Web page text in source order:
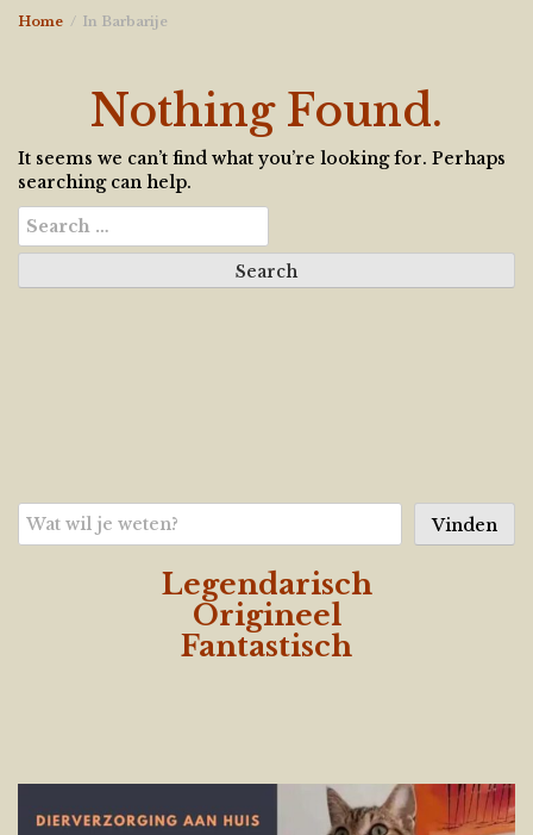
Home In Barbarije
Nothing Found.
It seems we can’t find what you’re looking for. Perhaps
searching can help.
Search
for:
Zoeken
Vinden
Legendarisch
Origineel
Fantastisch